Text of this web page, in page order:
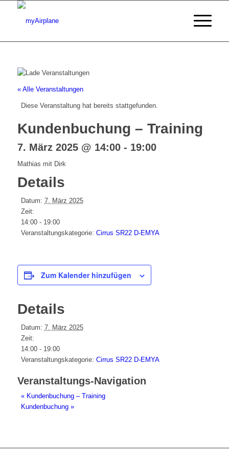
« Alle Veranstaltungen
Diese Veranstaltung hat bereits stattgefunden.
Kundenbuchung – Training
7. März 2025 @ 14:00- 19:00
Mathias mit Dirk
Details
Datum: 7. März 2025
Zeit:
14:00 - 19:00
Veranstaltungskategorie: Cirrus SR22 D-EMYA
Zum Kalender hinzufügen
Details
Datum: 7. März 2025
Zeit:
14:00 - 19:00
Veranstaltungskategorie: Cirrus SR22 D-EMYA
Veranstaltungs-Navigation
«Kundenbuchung – Training
Kundenbuchung »